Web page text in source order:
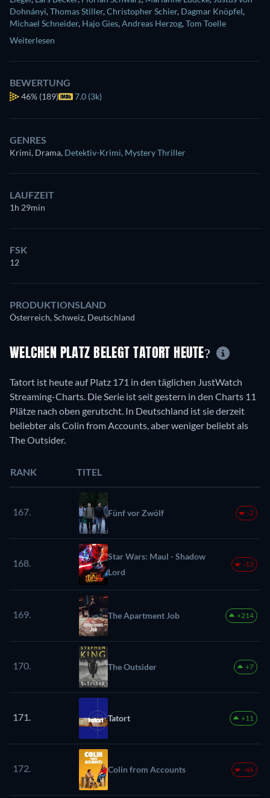
Dohnányi,Thomas Stiller,Christopher Schier, Dagmar Knöpfel,
Michael Schneider, Hajo Gies,Andreas Herzog,Tom Toelle
Weiterlesen
BEWERTUNG
46% (189) 7.0 (3k)
GENRES
Krimi, Drama, Detektiv-Krimi, Mystery Thriller
LAUFZEIT
1h 29min
FSK
12
PRODUKTIONSLAND
Österreich, Schweiz, Deutschland
WELCHEN PLATZ BELEGT TATORT HEUTE?
Tatort ist heute auf Platz 171 in den täglichen JustWatch
Streaming-Charts. Die Serie ist seit gestern in den Charts 11
Plätze nach oben gerutscht. In Deutschland ist sie derzeit
beliebter als Colin from Accounts, aber weniger beliebt als
The Outsider.
RANK TITEL
167. Fünf vor Zwölf -2
168.
Star Wars: Maul - Shadow
Lord
-13
169. The Apartment Job +214
170. The Outsider +7
171. Tatort +11
172. Colin from Accounts -46